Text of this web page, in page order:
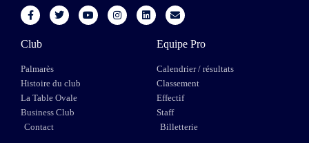
Club
Palmarès
Histoire du club
La Table Ovale
Business Club
Contact
Equipe Pro
Calendrier / résultats
Classement
Effectif
Staff
Billetterie